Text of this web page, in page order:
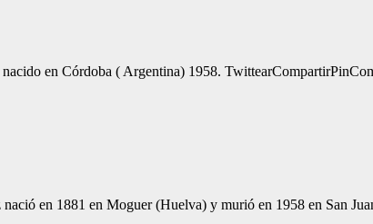
en Córdoba ( Argentina) 1958.
en 1881 en Moguer (Huelva) y murió en 1958 en San